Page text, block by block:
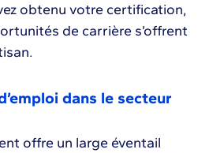
obtenu votre certification,
de carrière s’offrent
dans le secteur
offre un large éventail